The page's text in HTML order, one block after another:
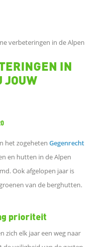
verbeteringen in de Alpen
IN
JOUW
het zogeheten Gegenrecht
en hutten in de Alpen
Ook afgelopen jaar is
van de berghutten.
prioriteit
zich elk jaar een weg naar